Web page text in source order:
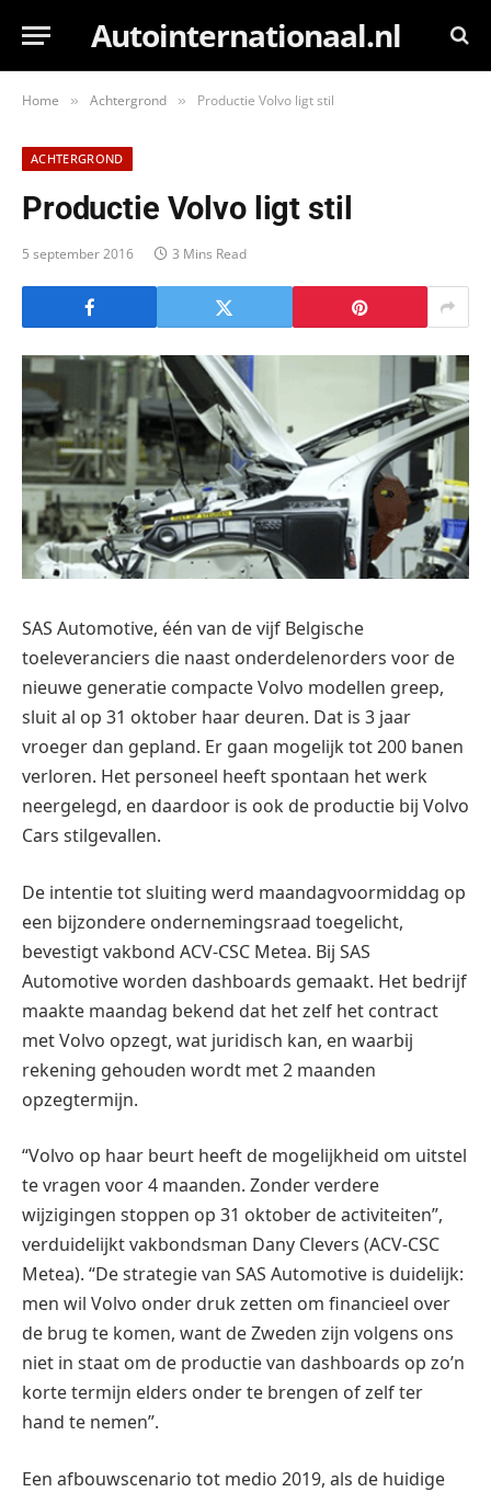
Autointernationaal.nl
Home » Achtergrond » Productie Volvo ligt stil
ACHTERGROND
Productie Volvo ligt stil
5 september 2016 3 Mins Read
SAS Automotive, één van de vijf Belgische
toeleveranciers die naast onderdelenorders voor de
nieuwe generatie compacte Volvo modellen greep,
sluit al op 31 oktober haar deuren. Dat is 3 jaar
vroeger dan gepland. Er gaan mogelijk tot 200 banen
verloren. Het personeel heeft spontaan het werk
neergelegd, en daardoor is ook de productie bij Volvo
Cars stilgevallen.
De intentie tot sluiting werd maandagvoormiddag op
een bijzondere ondernemingsraad toegelicht,
bevestigt vakbond ACV-CSC Metea. Bij SAS
Automotive worden dashboards gemaakt. Het bedrijf
maakte maandag bekend dat het zelf het contract
met Volvo opzegt, wat juridisch kan, en waarbij
rekening gehouden wordt met 2 maanden
opzegtermijn.
“Volvo op haar beurt heeft de mogelijkheid om uitstel
te vragen voor 4 maanden. Zonder verdere
wijzigingen stoppen op 31 oktober de activiteiten”,
verduidelijkt vakbondsman Dany Clevers (ACV-CSC
Metea). “De strategie van SAS Automotive is duidelijk:
men wil Volvo onder druk zetten om financieel over
de brug te komen, want de Zweden zijn volgens ons
niet in staat om de productie van dashboards op zo’n
korte termijn elders onder te brengen of zelf ter
hand te nemen”.
Een afbouwscenario tot medio 2019, als de huidige